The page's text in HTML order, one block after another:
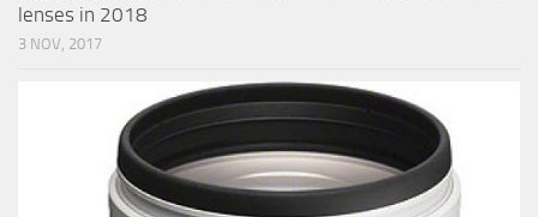
lenses in 2018
3 NOV, 2017